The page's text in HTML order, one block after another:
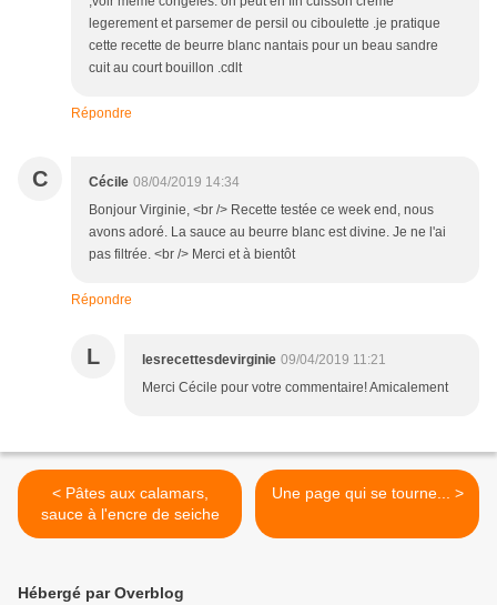
legerement et parsemer de persil ou ciboulette .je pratique
cette recette de beurre blanc nantais pour un beau sandre
cuit au court bouillon .cdlt
Répondre
C Cécile 08/04/2019 14:34
Bonjour Virginie, <br /> Recette testée ce week end, nous
avons adoré. La sauce au beurre blanc est divine. Je ne l'ai
pas filtrée. <br /> Merci et à bientôt
Répondre
L lesrecettesdevirginie 09/04/2019 11:21
Merci Cécile pour votre commentaire! Amicalement
< Pâtes aux calamars,
sauce à l'encre de seiche
Une page qui se tourne... >
Hébergé par Overblog